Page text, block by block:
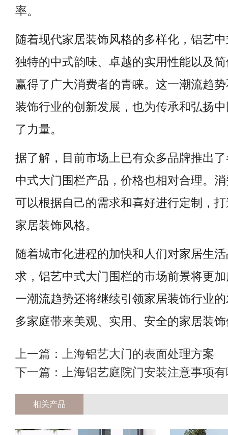
率。
随着现代家居装饰风格的多样化，铝艺
独特的中式韵味、卓越的实用性能以及
赢得了广大消费者的青睐。这一潮流趋
装饰行业的创新发展，也为传承和弘扬
了力量。
据了解，目前市场上已有众多品牌推出
中式大门围栏产品，价格也相对合理。
可以根据自己的需求和喜好进行定制，
家居装饰风格。
随着城市化进程的加快和人们对家居生
求，铝艺中式大门围栏的市场前景将更
一潮流趋势还将继续引领家居装饰行业
多家庭带来美观、实用、安全的家居装
上一篇：
上海铝艺大门的表面处理方案
下一篇：
上海铝艺庭院门安装注意事项
相关产品